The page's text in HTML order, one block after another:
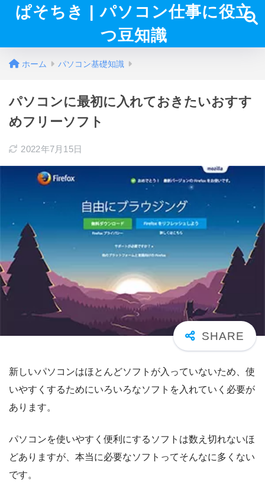
ぱそちき | パソコン仕事に役立
つ豆知識
ホーム パソコン基礎知識
パソコンに最初に入れておきたいおすす
めフリーソフト
2022年7月15日
新しいパソコンはほとんどソフトが入っていないため、使
いやすくするためにいろいろなソフトを入れていく必要が
あります。
パソコンを使いやすく便利にするソフトは数え切れないほ
どありますが、本当に必要なソフトってそんなに多くない
です。